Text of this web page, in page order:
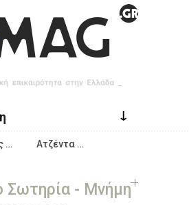
↓
… Ατζέντα …
Σωτηρία - Μνήμη